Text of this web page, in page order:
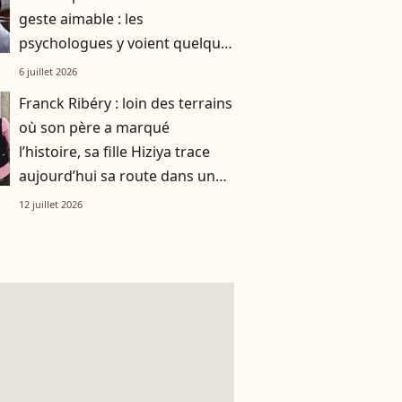
geste aimable : les
psychologues y voient quelque
chose de bien plus profond.
6 juillet 2026
Franck Ribéry : loin des terrains
où son père a marqué
l’histoire, sa fille Hiziya trace
aujourd’hui sa route dans un
tout autre univers
12 juillet 2026